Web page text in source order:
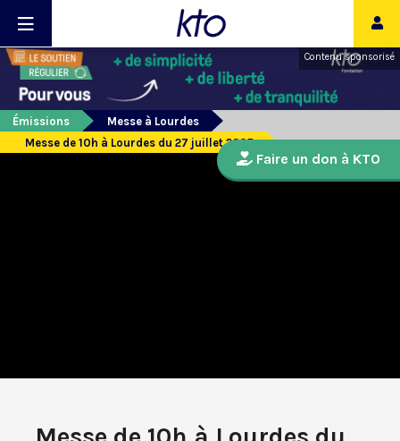
Contenu sponsorisé
Émissions
Messe à Lourdes
Messe de 10h à Lourdes du 27 juillet 2025
Faire un don à KTO